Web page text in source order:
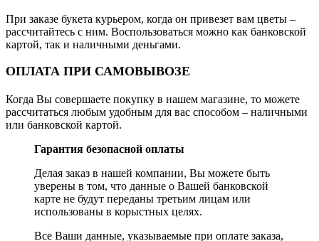
При заказе букета курьером, когда он привезет вам цветы –
рассчитайтесь с ним. Воспользоваться можно как банковской
картой, так и наличными деньгами.
ОПЛАТА ПРИ САМОВЫВОЗЕ
Когда Вы совершаете покупку в нашем магазине, то можете
рассчитаться любым удобным для вас способом – наличными
или банковской картой.
Гарантия безопасной оплаты
Делая заказ в нашей компании, Вы можете быть
уверены в том, что данные о Вашей банковской
карте не будут переданы третьим лицам или
использованы в корыстных целях.
Все Ваши данные, указываемые при оплате заказа,